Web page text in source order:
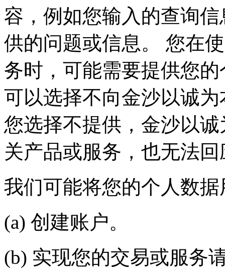
容，例如您输入的查
供的问题或信息。 您在
务时，可能需要提供您
可以选择不向金沙以诚为
您选择不提供，金沙
关产品或服务，也无
我们可能将您的个人数据
(a) 创建账户。
(b) 实现您的交易或服务请